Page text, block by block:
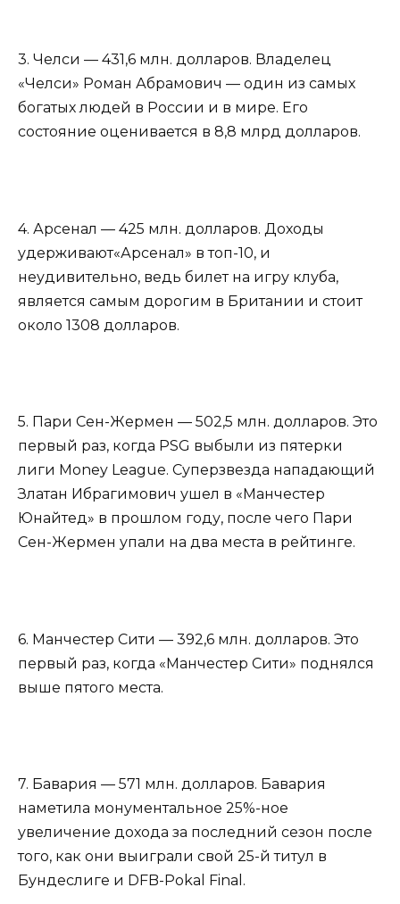
3. Челси — 431,6 млн. долларов. Владелец
«Челси» Роман Абрамович — один из самых
богатых людей в России и в мире. Его
состояние оценивается в 8,8 млрд долларов.
4. Арсенал — 425 млн. долларов. Доходы
удерживают«Арсенал» в топ-10, и
неудивительно, ведь билет на игру клуба,
является самым дорогим в Британии и стоит
около 1308 долларов.
5. Пари Сен-Жермен — 502,5 млн. долларов. Это
первый раз, когда PSG выбыли из пятерки
лиги Money League. Суперзвезда нападающий
Златан Ибрагимович ушел в «Манчестер
Юнайтед» в прошлом году, после чего Пари
Сен-Жермен упали на два места в рейтинге.
6. Манчестер Сити — 392,6 млн. долларов. Это
первый раз, когда «Манчестер Сити» поднялся
выше пятого места.
7. Бавария — 571 млн. долларов. Бавария
наметила монументальное 25%-ное
увеличение дохода за последний сезон после
того, как они выиграли свой 25-й титул в
Бундеслиге и DFB-Pokal Final.